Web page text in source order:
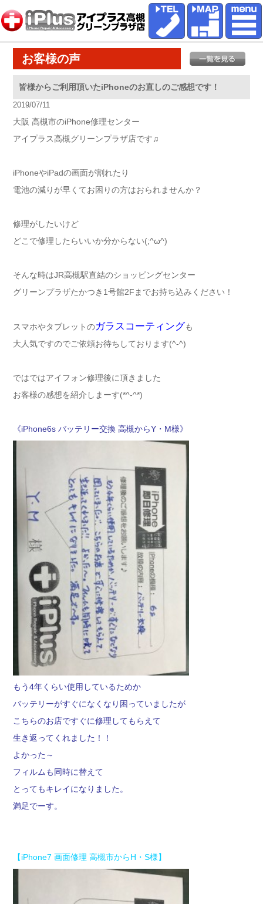
お客様の声
皆様からご利用頂いたiPhoneのお直しのご感想です！
2019/07/11
大阪 高槻市のiPhone修理センター
アイプラス高槻グリーンプラザ店です♫
iPhoneやiPadの画面が割れたり
電池の減りが早くてお困りの方はおられませんか？
修理がしたいけど
どこで修理したらいいか分からない(;^ω^)
そんな時はJR高槻駅直結のショッピングセンター
グリーンプラザたかつき1号館2Fまでお持ち込みください！
スマホやタブレットのガラスコーティングも
大人気ですのでご依頼お待ちしております(^-^)
ではではアイフォン修理後に頂きました
お客様の感想を紹介しまーす(*^-^*)
《iPhone6s バッテリー交換 高槻からY・M様》
もう4年くらい使用しているためか
バッテリーがすぐになくなり困っていましたが
こちらのお店ですぐに修理してもらえて
生き返ってくれました！！
よかった～
フィルムも同時に替えて
とってもキレイになりました。
満足でーす。
【iPhone7 画面修理 高槻市からH・S様】